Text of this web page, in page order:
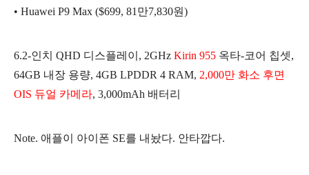
• Huawei P9 Max ($699, 81만7,830원)
6.2-인치 QHD 디스플레이, 2GHz Kirin 955 옥타-코어 칩셋,
64GB 내장 용량, 4GB LPDDR 4 RAM, 2,000만 화소 후면
OIS 듀얼 카메라, 3,000mAh 배터리
Note. 애플이 아이폰 SE를 내놨다. 안타깝다.